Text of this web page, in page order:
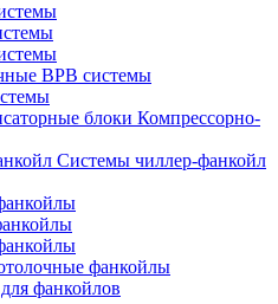
ВРВ системы
Компрессорно-
Системы чиллер-фанкойл
фанкойлы
фанкойлов